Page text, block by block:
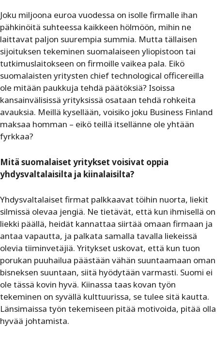
Joku miljoona euroa vuodessa on isolle firmalle ihan
pähkinöitä suhteessa kaikkeen hölmöön, mihin ne
laittavat paljon suurempia summia. Mutta tällaisen
sijoituksen tekeminen suomalaiseen yliopistoon tai
tutkimuslaitokseen on firmoille vaikea pala. Eikö
suomalaisten yritysten chief technological officereilla
ole mitään paukkuja tehdä päätöksiä? Isoissa
kansainvälisissä yrityksissä osataan tehdä rohkeita
avauksia. Meillä kysellään, voisiko joku Business Finland
maksaa homman – eikö teillä itsellänne ole yhtään
fyrkkaa?
Mitä suomalaiset yritykset voisivat oppia
yhdysvaltalaisilta ja kiinalaisilta?
Yhdysvaltalaiset firmat palkkaavat töihin nuorta, liekit
silmissä olevaa jengiä. Ne tietävät, että kun ihmisellä on
liekki päällä, heidät kannattaa siirtää omaan firmaan ja
antaa vapautta, ja palkata samalla tavalla liekeissä
olevia tiiminvetäjiä. Yritykset uskovat, että kun tuon
porukan puuhailua päästään vähän suuntaamaan oman
bisneksen suuntaan, siitä hyödytään varmasti. Suomi ei
ole tässä kovin hyvä. Kiinassa taas kovan työn
tekeminen on syvällä kulttuurissa, se tulee sitä kautta.
Länsimaissa työn tekemiseen pitää motivoida, pitää olla
hyvää johtamista.